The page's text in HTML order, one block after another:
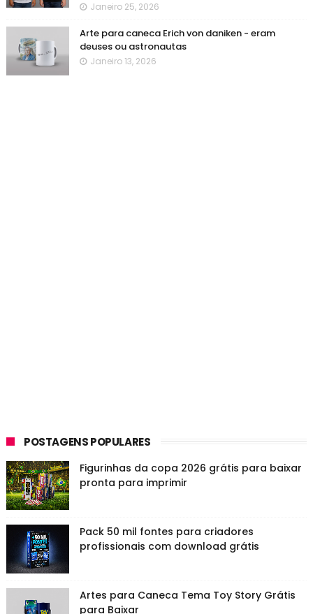
Janeiro 25, 2026
Arte para caneca Erich von daniken - eram
deuses ou astronautas
Janeiro 13, 2026
POSTAGENS POPULARES
Figurinhas da copa 2026 grátis para baixar
pronta para imprimir
Pack 50 mil fontes para criadores
profissionais com download grátis
Artes para Caneca Tema Toy Story Grátis
para Baixar